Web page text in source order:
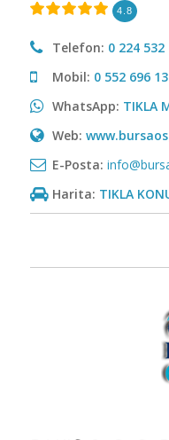
4.8
Telefon: 0 224 532
Mobil: 0 552 696
WhatsApp: TIKLA
Web:
E-Posta:
Harita: TIKLA